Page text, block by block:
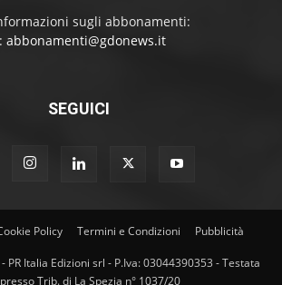
sugli abbonamenti:
abbonamenti@gdonews.it
SEGUICI
Policy Termini e Condizioni Pubblicità
PR Italia Edizioni srl - P.Iva: 03044390353 - Testata
Trib. di La Spezia n° 1037/20